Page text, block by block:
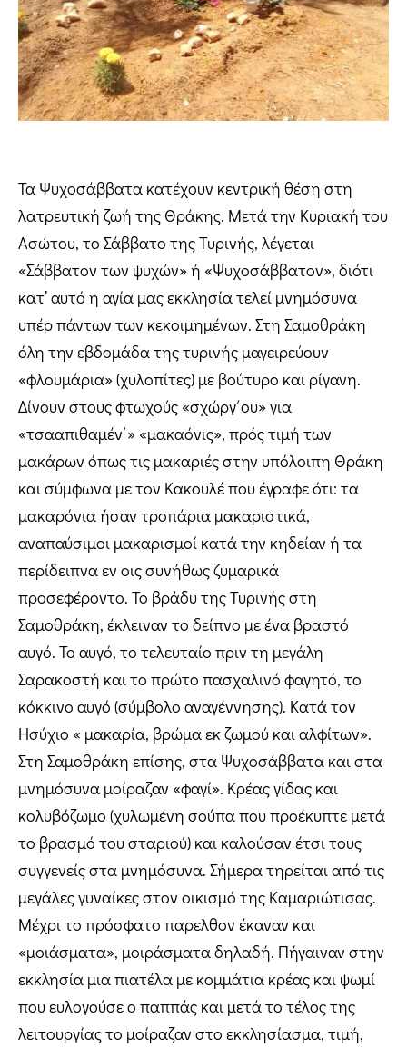
Τα Ψυχοσάββατα κατέχουν κεντρική θέση στη
λατρευτική ζωή της Θράκης. Μετά την Κυριακή του
Ασώτου, το Σάββατο της Τυρινής, λέγεται
«Σάββατον των ψυχών» ή «Ψυχοσάββατον», διότι
κατ’ αυτό η αγία μας εκκλησία τελεί μνημόσυνα
υπέρ πάντων των κεκοιμημένων. Στη Σαμοθράκη
όλη την εβδομάδα της τυρινής μαγειρεύουν
«φλουμάρια» (χυλοπίτες) με βούτυρο και ρίγανη.
Δίνουν στους φτωχούς «σχώργ΄ου» για
«τσααπιθαμέν΄» «μακαόνις», πρός τιμή των
μακάρων όπως τις μακαριές στην υπόλοιπη Θράκη
και σύμφωνα με τον Κακουλέ που έγραφε ότι: τα
μακαρόνια ήσαν τροπάρια μακαριστικά,
αναπαύσιμοι μακαρισμοί κατά την κηδείαν ή τα
περίδειπνα εν οις συνήθως ζυμαρικά
προσεφέροντο. Το βράδυ της Τυρινής στη
Σαμοθράκη, έκλειναν το δείπνο με ένα βραστό
αυγό. Το αυγό, το τελευταίο πριν τη μεγάλη
Σαρακοστή και το πρώτο πασχαλινό φαγητό, το
κόκκινο αυγό (σύμβολο αναγέννησης). Κατά τον
Ησύχιο « μακαρία, βρώμα εκ ζωμού και αλφίτων».
Στη Σαμοθράκη επίσης, στα Ψυχοσάββατα και στα
μνημόσυνα μοίραζαν «φαγί». Κρέας γίδας και
κολυβόζωμο (χυλωμένη σούπα που προέκυπτε μετά
το βρασμό του σταριού) και καλούσαν έτσι τους
συγγενείς στα μνημόσυνα. Σήμερα τηρείται από τις
μεγάλες γυναίκες στον οικισμό της Καμαριώτισας.
Μέχρι το πρόσφατο παρελθον έκαναν και
«μοιάσματα», μοιράσματα δηλαδή. Πήγαιναν στην
εκκλησία μια πιατέλα με κομμάτια κρέας και ψωμί
που ευλογούσε ο παππάς και μετά το τέλος της
λειτουργίας το μοίραζαν στο εκκλησίασμα, τιμή,